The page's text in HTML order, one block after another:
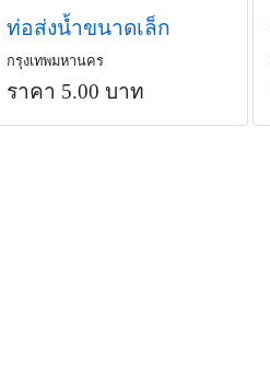
ท่อส่งน้ำขนาดเล็ก
กรุงเทพมหานคร
ราคา 5.00 บาท